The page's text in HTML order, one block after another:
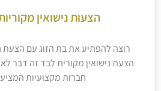
הצעות נישואין
רוצה להפתיע את בת הזוג עם הצעת
הצעת נישואין מקורית לבד זה דבר לא
חברות מקצועיות